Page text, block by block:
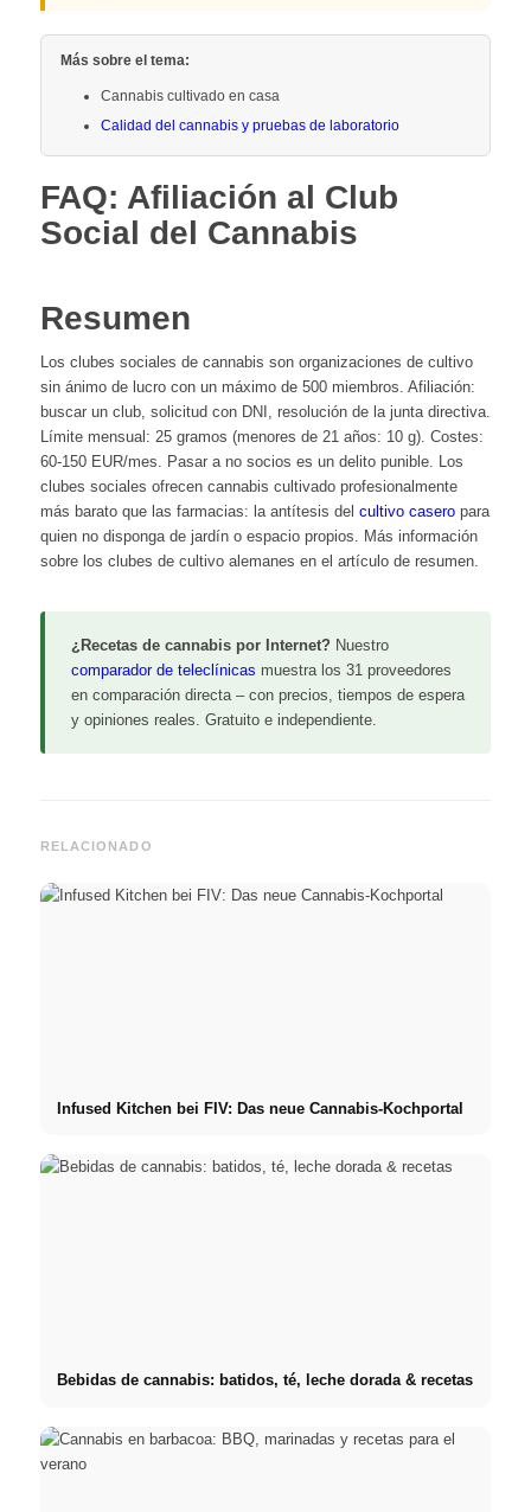
Más sobre el tema:
Cannabis cultivado en casa
Calidad del cannabis y pruebas de laboratorio
FAQ: Afiliación al Club
Social del Cannabis
Resumen
Los clubes sociales de cannabis son organizaciones de cultivo
sin ánimo de lucro con un máximo de 500 miembros. Afiliación:
buscar un club, solicitud con DNI, resolución de la junta directiva.
Límite mensual: 25 gramos (menores de 21 años: 10 g). Costes:
60-150 EUR/mes. Pasar a no socios es un delito punible. Los
clubes sociales ofrecen cannabis cultivado profesionalmente
más barato que las farmacias: la antítesis del cultivo caseropara
quien no disponga de jardín o espacio propios. Más información
sobre los clubes de cultivoalemanes en el artículo de resumen.
¿Recetas de cannabis por Internet? Nuestro
comparador de teleclínicas muestra los 31 proveedores
en comparación directa – con precios, tiempos de espera
y opiniones reales. Gratuito e independiente.
RELACIONADO
Infused Kitchen bei FIV: Das neue Cannabis-Kochportal
Bebidas de cannabis: batidos, té, leche dorada & recetas